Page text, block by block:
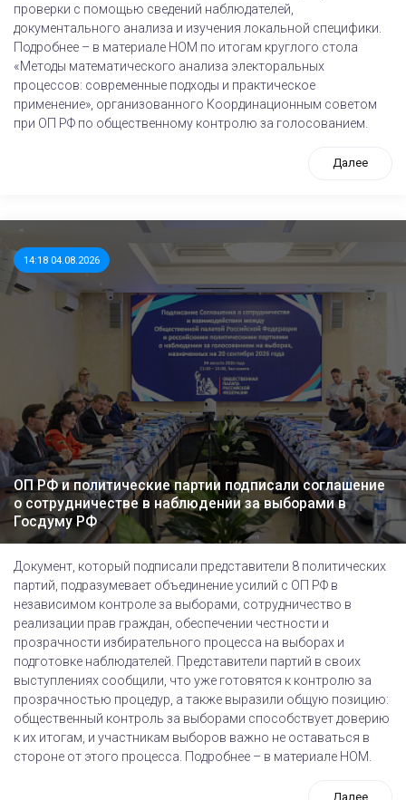
проверки с помощью сведений наблюдателей,
документального анализа и изучения локальной специфики.
Подробнее – в материале НОМ по итогам круглого стола
«Методы математического анализа электоральных
процессов: современные подходы и практическое
применение», организованного Координационным советом
при ОП РФ по общественному контролю за голосованием.
Далее
14:18 04.08.2026
ОП РФ и политические партии подписали соглашение
о сотрудничестве в наблюдении за выборами в
Госдуму РФ
Документ, который подписали представители 8 политических
партий, подразумевает объединение усилий с ОП РФ в
независимом контроле за выборами, сотрудничество в
реализации прав граждан, обеспечении честности и
прозрачности избирательного процесса на выборах и
подготовке наблюдателей. Представители партий в своих
выступлениях сообщили, что уже готовятся к контролю за
прозрачностью процедур, а также выразили общую позицию:
общественный контроль за выборами способствует доверию
к их итогам, и участникам выборов важно не оставаться в
стороне от этого процесса. Подробнее – в материале НОМ.
Далее